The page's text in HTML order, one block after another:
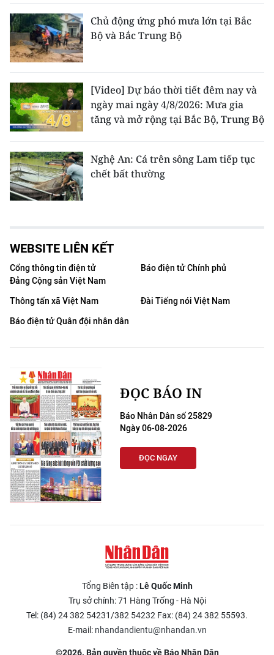
Chủ động ứng phó mưa lớn tại Bắc
Bộ và Bắc Trung Bộ
[Video] Dự báo thời tiết đêm nay và
ngày mai ngày 4/8/2026: Mưa gia
tăng và mở rộng tại Bắc Bộ, Trung Bộ
Nghệ An: Cá trên sông Lam tiếp tục
chết bất thường
WEBSITE LIÊN KẾT
Cổng thông tin điện tử
Đảng Cộng sản Việt Nam
Báo điện tử Chính phủ
Thông tấn xã Việt Nam
Đài Tiếng nói Việt Nam
Báo điện tử Quân đội nhân dân
ĐỌC BÁO IN
Báo Nhân Dân số 25829
Ngày 06-08-2026
ĐỌC NGAY
Tổng Biên tập :Lê Quốc Minh
Trụ sở chính: 71 Hàng Trống - Hà Nội
Tel: (84) 24 382 54231/382 54232 Fax: (84) 24 382 55593.
E-mail: nhandandientu@nhandan.vn
©2026. Bản quyền thuộc về Báo Nhân Dân